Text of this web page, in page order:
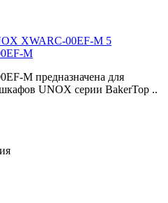
M
M предназначена для
UNOX серии BakerTop ..